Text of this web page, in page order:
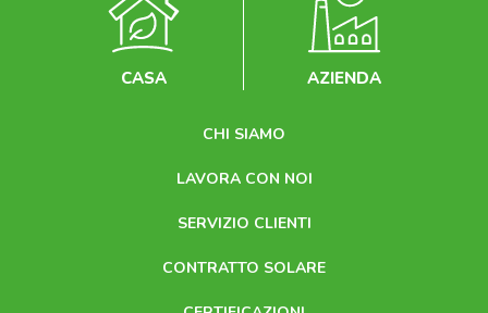
CHI SIAMO
LAVORA CON NOI
SERVIZIO CLIENTI
CONTRATTO SOLARE
CASA AZIENDA